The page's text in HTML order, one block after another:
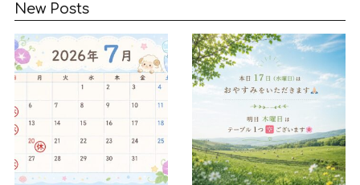
New Posts